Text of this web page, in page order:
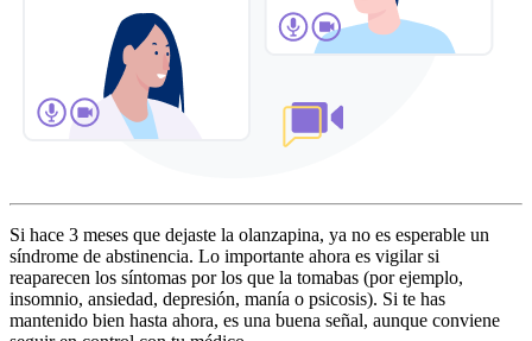
Si hace 3 meses que dejaste la olanzapina, ya no es esperable un
síndrome de abstinencia. Lo importante ahora es vigilar si
reaparecen los síntomas por los que la tomabas (por ejemplo,
insomnio, ansiedad, depresión, manía o psicosis). Si te has
mantenido bien hasta ahora, es una buena señal, aunque conviene